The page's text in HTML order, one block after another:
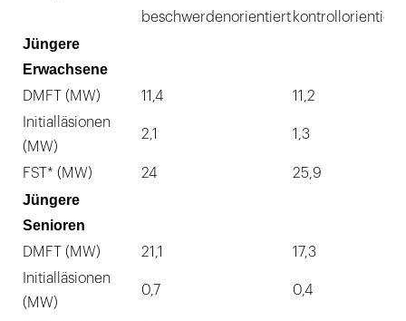
beschwerdenorientiert kontrollorientiert
Jüngere
Erwachsene
DMFT (MW) 11,4
11,2
Initialläsionen
(MW)
2,1 1,3
FST* (MW) 24 25,9
Jüngere
Senioren
DMFT (MW) 21,1
17,3
Initialläsionen
(MW)
0,7 0,4